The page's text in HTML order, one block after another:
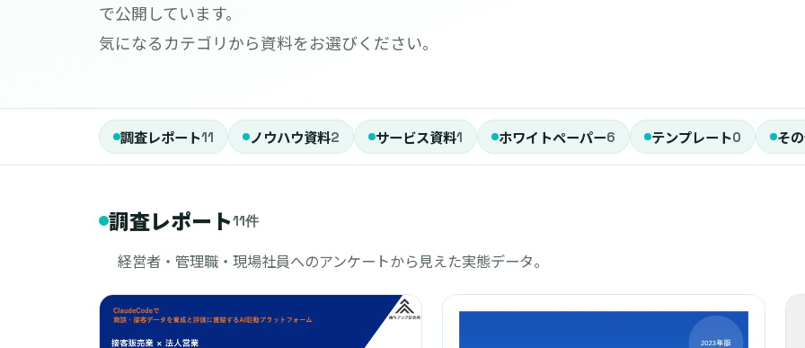
で公開しています。
気になるカテゴリから資料をお選びください。
調査レポート11 ノウハウ資料2 サービス資料1 ホワイトペーパー6 テンプレート0 そ
調査レポート11件
経営者・管理職・現場社員へのアンケートから見えた実態データ。